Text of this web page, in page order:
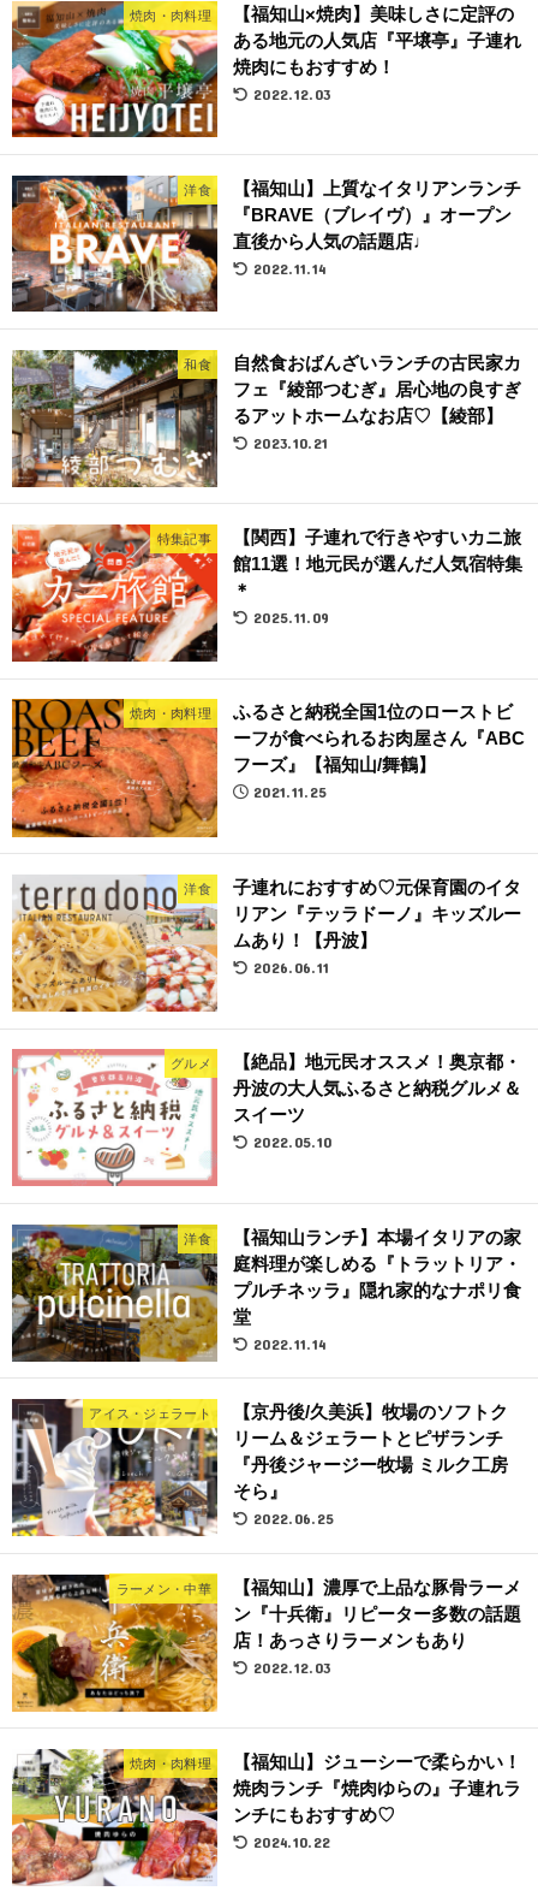
焼肉・肉料理
【福知山×焼肉】美味しさに定評の
ある地元の人気店『平壌亭』子連れ
焼肉にもおすすめ！
2022.12.03
洋食
【福知山】上質なイタリアンランチ
『BRAVE（ブレイヴ）』オープン
直後から人気の話題店♩
2022.11.14
和食
自然食おばんざいランチの古民家カ
フェ『綾部つむぎ』居心地の良すぎ
るアットホームなお店♡【綾部】
2023.10.21
特集記事
【関西】子連れで行きやすいカニ旅
館11選！地元民が選んだ人気宿特集
＊
2025.11.09
焼肉・肉料理
ふるさと納税全国1位のローストビ
ーフが食べられるお肉屋さん『ABC
フーズ』【福知山/舞鶴】
2021.11.25
洋食
子連れにおすすめ♡元保育園のイタ
リアン『テッラドーノ』キッズルー
ムあり！【丹波】
2026.06.11
グルメ
【絶品】地元民オススメ！奥京都・
丹波の大人気ふるさと納税グルメ＆
スイーツ
2022.05.10
洋食
【福知山ランチ】本場イタリアの家
庭料理が楽しめる『トラットリア・
プルチネッラ』隠れ家的なナポリ食
堂
2022.11.14
アイス・ジェラート
【京丹後/久美浜】牧場のソフトク
リーム＆ジェラートとピザランチ
『丹後ジャージー牧場 ミルク工房
そら』
2022.06.25
ラーメン・中華
【福知山】濃厚で上品な豚骨ラーメ
ン『十兵衛』リピーター多数の話題
店！あっさりラーメンもあり
2022.12.03
焼肉・肉料理
【福知山】ジューシーで柔らかい！
焼肉ランチ『焼肉ゆらの』子連れラ
ンチにもおすすめ♡
2024.10.22